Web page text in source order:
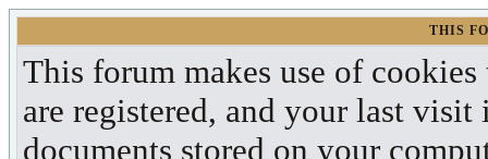
THIS
This forum makes use of
are registered, and your last
documents stored on your